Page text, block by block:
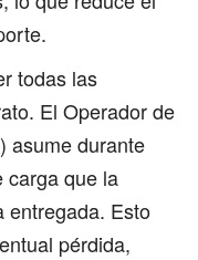
todas las
El Operador de
asume durante
carga que la
entregada. Esto
pérdida,